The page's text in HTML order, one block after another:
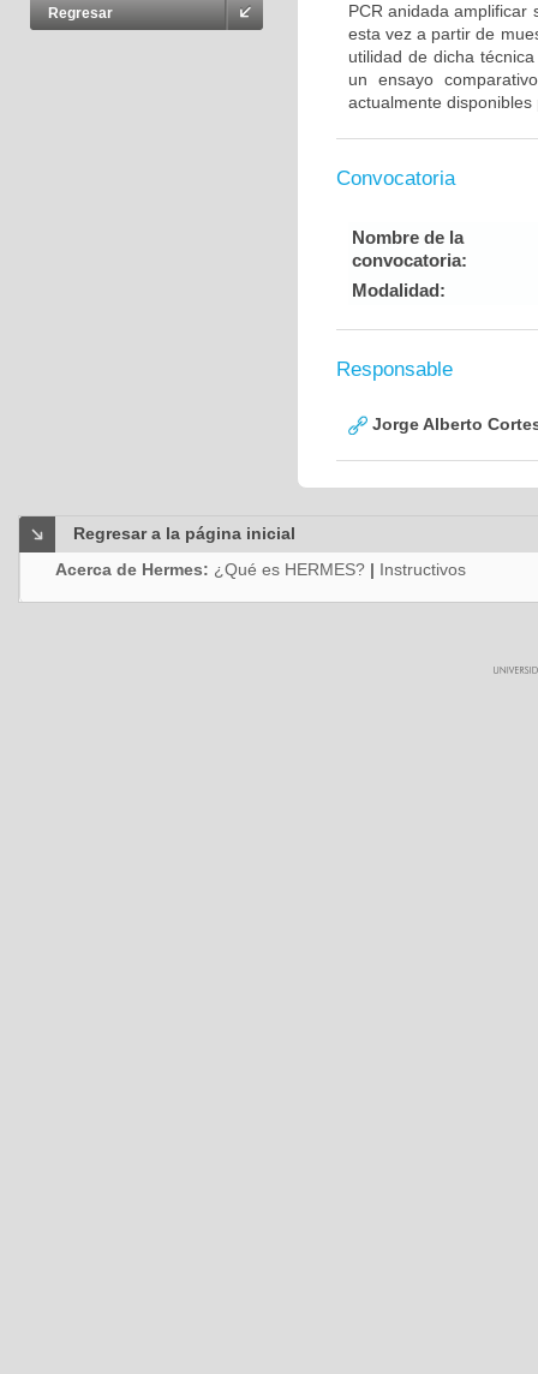
Regresar
PCR anidada amplificar
esta vez a partir de
utilidad de dicha
un ensayo
actualmente
Convocatoria
Nombre de la
convocatoria:
Modalidad:
Responsable
Jorge Alberto
Regresar a la página inicial
Acerca de Hermes: ¿Qué es HERMES? | Instructivos